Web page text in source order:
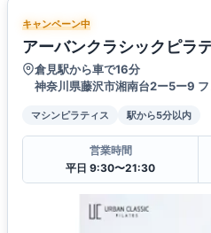
キャンペーン中
アーバンクラシックピラ
倉見駅から車で16分
神奈川県藤沢市湘南台2ー5ー9 フ
マシンピラティス 駅から5分以内
営業時間
平日 9:30〜21:30